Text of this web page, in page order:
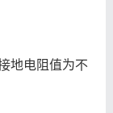
地电阻值为不